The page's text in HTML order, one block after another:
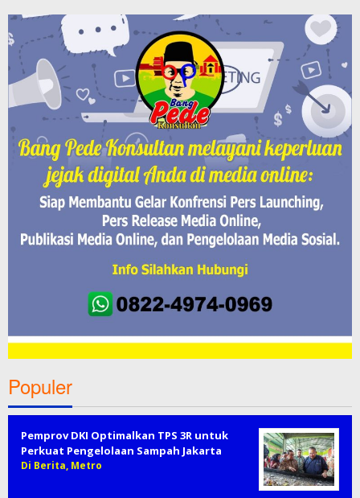
Populer
Pemprov DKI Optimalkan TPS 3R untuk
Perkuat Pengelolaan Sampah Jakarta
Di Berita, Metro